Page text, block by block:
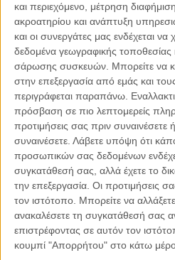
και περιεχόμενο, μέτρηση
ακροατηρίου και ανάπτυξη
και οι συνεργάτες μας ενδέχεται
δεδομένα γεωγραφικής
σάρωσης συσκευών. Μπορείτε να
στην επεξεργασία από εμάς και
περιγράφεται παραπάνω.
πρόσβαση σε πιο λεπτομερείς
προτιμήσεις σας πριν συναινέσετε
συναινέσετε. Λάβετε υπόψη ότι
προσωπικών σας δεδομένων
συγκατάθεσή σας, αλλά έχετε το
την επεξεργασία. Οι προτιμήσεις
τον ιστότοπο. Μπορείτε να
ανακαλέσετε τη συγκατάθεσή σας
επιστρέφοντας σε αυτόν τον
κουμπί "Απορρήτου" στο κάτω
ώστε οι εμβολιασμοί να…
εξελιχθούν σε «τονωτική ένεση»
τοπικές οικονομίες μας. Αν μη τι
αποδεικνύουν πως παρά την
λιγοστά εφόδια που τους
και ένας μικρός νησιωτικός
να δώσει το στίγμα του.
Η “αιχμή του δόρατος” στην
επιπλέον της ποιότητας και της
φυσικό κάλλος, οι εξωτικές
εξερεύνησης στα 24 νησάκια
τοπική κουζίνα, η γραφικότητα
αναζωογονητικές
κατοίκων!